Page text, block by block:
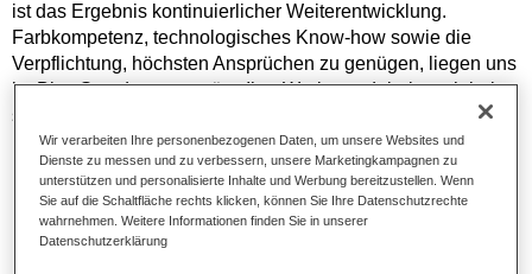
ist das Ergebnis kontinuierlicher Weiterentwicklung.
Farbkompetenz, technologisches Know-how sowie die
Verpflichtung, höchsten Ansprüchen zu genügen, liegen uns
im Blut. Standox unterstützt Ihre Werkstatt dabei, auch bei
speziellen Reparaturaufträgen und nicht alltäglichen
Farbtönen hervorragende Ergebnisse zu erzielen.
Produktmerkmale
Uni- und Spezialeffekt-Farbtöne.
Ausgezeichnete Farbtongenauigkeit.
Wir verarbeiten Ihre personenbezogenen Daten, um unsere Websites und
Dienste zu messen und zu verbessern, unsere Marketingkampagnen zu
unterstützen und personalisierte Inhalte und Werbung bereitzustellen. Wenn
Sie auf die Schaltfläche rechts klicken, können Sie Ihre Datenschutzrechte
wahrnehmen. Weitere Informationen finden Sie in unserer
Datenschutzerklärung